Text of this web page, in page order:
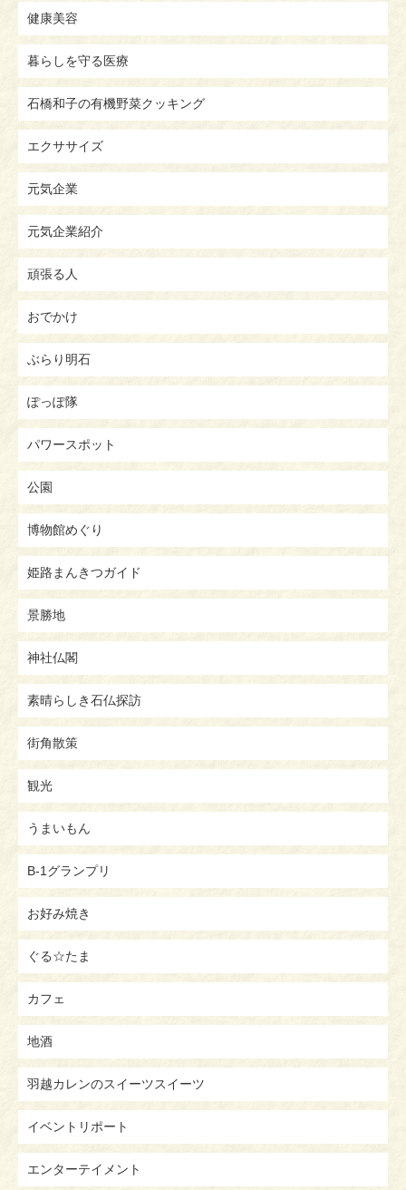
健康美容
暮らしを守る医療
石橋和子の有機野菜クッキング
エクササイズ
元気企業
元気企業紹介
頑張る人
おでかけ
ぶらり明石
ぽっぽ隊
パワースポット
公園
博物館めぐり
姫路まんきつガイド
景勝地
神社仏閣
素晴らしき石仏探訪
街角散策
観光
うまいもん
B-1グランプリ
お好み焼き
ぐる☆たま
カフェ
地酒
羽越カレンのスイーツスイーツ
イベントリポート
エンターテイメント